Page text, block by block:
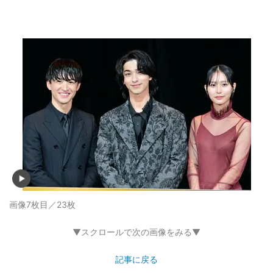
画像7枚目／23枚
▼スクロールで次の画像をみる▼
記事に戻る